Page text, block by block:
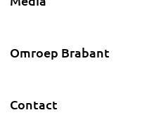
Omroep Brabant
Contact